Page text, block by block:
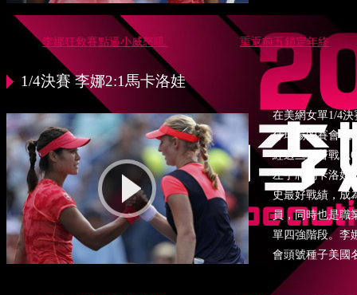
李娜狂救賽點逼小威怒吼 重返前五鎖定年終
1/4決賽 李娜2:1馬卡洛娃
在美網女單1/4
什球場的賽會5
經過三盤苦戰以
左手將馬卡洛娃
史最好戰績，成
員，同時也是職
單四強階段。李
會頭號種子美國